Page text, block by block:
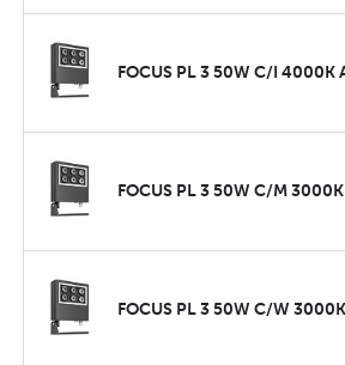
FOCUS PL 3 50W C/I 4000K
FOCUS PL 3 50W C/M
FOCUS PL 3 50W C/W